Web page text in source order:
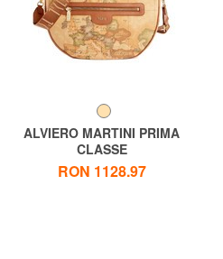
ALVIERO MARTINI PRIMA
CLASSE
GEO CLASSIC Geantă de
umăr Crescent
RON 1128.97